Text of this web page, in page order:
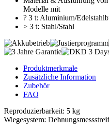
Modelle mit
? 3 t: Aluminium/
> 3 t: Stahl/Stahl
Produktmerkmale
Zusätzliche Information
Zubehör
FAQ
Reproduzierbarkeit: 5 kg
Wiegesystem: